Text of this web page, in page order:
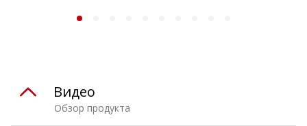
Обзор продукта
Видео